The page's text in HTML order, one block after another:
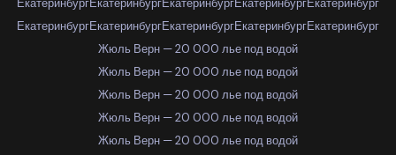
ЕкатеринбургЕкатеринбургЕкатеринбургЕкатеринбургЕкатеринбург
ЕкатеринбургЕкатеринбургЕкатеринбургЕкатеринбургЕкатеринбург
Жюль Верн — 20 000 лье под водой
Жюль Верн — 20 000 лье под водой
Жюль Верн — 20 000 лье под водой
Жюль Верн — 20 000 лье под водой
Жюль Верн — 20 000 лье под водой